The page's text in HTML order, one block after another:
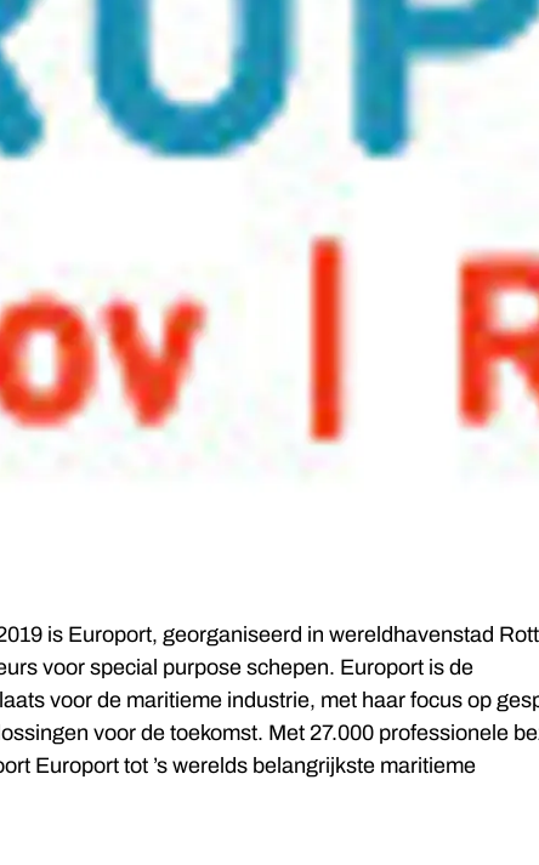
is Europort, georganiseerd in wereldhavenstad
voor special purpose schepen. Europort is de
voor de maritieme industrie, met haar focus op
voor de toekomst. Met 27.000 professionele
Europort tot ’s werelds belangrijkste maritieme